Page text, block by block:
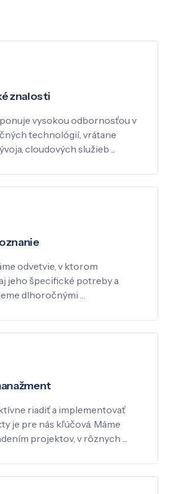
znalosti
vysokou odbornosťou v
technológií, vrátane
cloudových služieb ...
odvetvie, v ktorom
jeho špecifické potreby a
dlhoročnými …
riadiť a implementovať
je pre nás kľúčová. Máme
projektov, v rôznych …